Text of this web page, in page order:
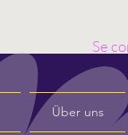
Über uns
Se